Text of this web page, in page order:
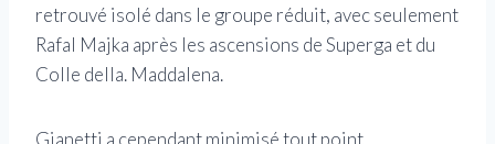
retrouvé isolé dans le groupe réduit, avec seulement
Rafal Majka après les ascensions de Superga et du
Colle della. Maddalena.
Gianetti a cependant minimisé tout point